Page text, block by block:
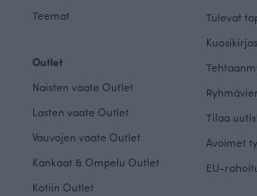
Teemat
Outlet
Naisten vaate Outlet
Lasten vaate Outlet
Vauvojen vaate Outlet
Kankaat & Ompelu Outlet
Kotiin Outlet
Tulevat
Tilaa
Avoimet
EU-